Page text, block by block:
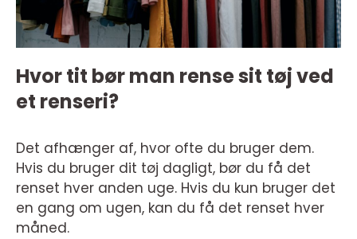
Hvor tit bør man rense sit tøj ved
et renseri?
Det afhænger af, hvor ofte du bruger dem.
Hvis du bruger dit tøj dagligt, bør du få det
renset hver anden uge. Hvis du kun bruger det
en gang om ugen, kan du få det renset hver
måned.